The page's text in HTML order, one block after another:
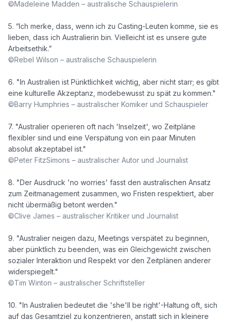
©Madeleine Madden – australische Schauspielerin
5. “Ich merke, dass, wenn ich zu Casting-Leuten komme, sie es
lieben, dass ich Australierin bin. Vielleicht ist es unsere gute
©Rebel Wilson – australische Schauspielerin
6. "In Australien ist Pünktlichkeit wichtig, aber nicht starr; es gibt
©Barry Humphries – australischer Komiker und Schauspieler
7. "Australier operieren oft nach 'Inselzeit', wo Zeitpläne
flexibler sind und eine Verspätung von ein paar Minuten
©Peter FitzSimons – australischer Autor und Journalist
8. "Der Ausdruck 'no worries' fasst den australischen Ansatz
zum Zeitmanagement zusammen, wo Fristen respektiert, aber
©Clive James – australischer Kritiker und Journalist
9. "Australier neigen dazu, Meetings verspätet zu beginnen,
aber pünktlich zu beenden, was ein Gleichgewicht zwischen
sozialer Interaktion und Respekt vor den Zeitplänen anderer
©Tim Winton – australischer Schriftsteller
10. "In Australien bedeutet die 'she'll be right'-Haltung oft, sich
auf das Gesamtziel zu konzentrieren, anstatt sich in kleinere